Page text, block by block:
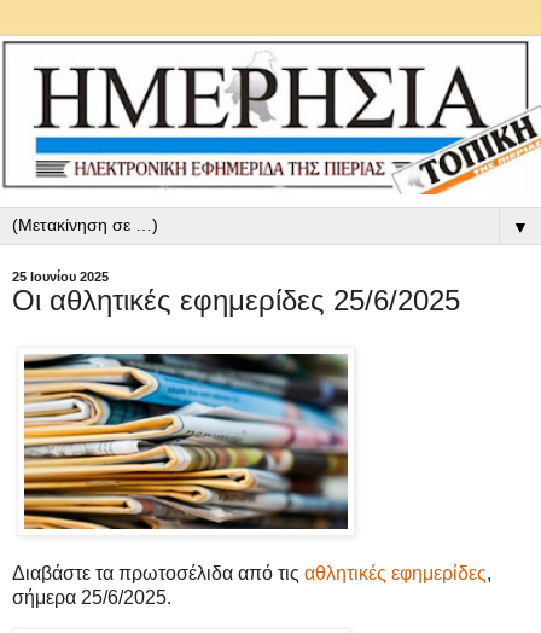
▼
25 Ιουνίου 2025
Οι αθλητικές εφημερίδες 25/6/2025
Διαβάστε τα πρωτοσέλιδα από τις αθλητικές εφημερίδες,
σήμερα 25/6/2025.